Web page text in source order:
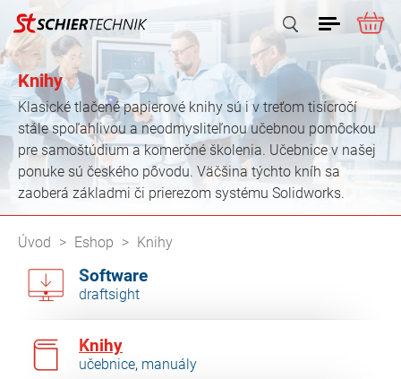
Vyhľadať
Knihy
Klasické tlačené papierové knihy sú i v treťom tisícročí
stále spoľahlivou a neodmysliteľnou učebnou pomôckou
pre samoštúdium a komerčné školenia. Učebnice v našej
ponuke sú českého pôvodu. Väčšina týchto kníh sa
zaoberá základmi či prierezom systému Solidworks.
Originálne tréningové manuály patria medzi tie
V našej ponuke nájdete len manuály lokalizované do
češtiny, ale objednať je možné i ďalšie manuály venujúce
sa rozšíreným témam a rovnako tak i iné jazykové verzie
manuálov. V prípade záujmu nás bez obáv
Úvod Eshop Knihy
Software
draftsight
Knihy
učebnice, manuály